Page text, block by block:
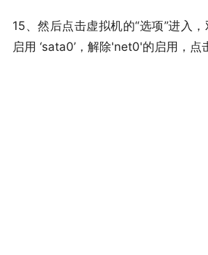
15、然后点击虚拟机的“选项”进入，
启用 ‘sata0’，解除'net0'的启用，点